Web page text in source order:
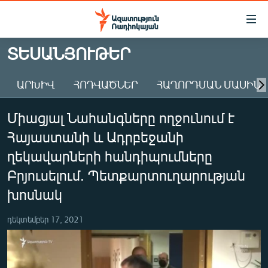
Մատչելիության
Անցնել
հիմնական
Անցնել
հիմնական
մենյուին
Որոնում
ԱԶԱՏՈՒԹՅՈՒՆ TV
ՀԱՅԱՍՏԱՆ
ԸՆՏՐՈՒԹՅՈՒՆՆԵՐ 2026
ԻՐԱՎՈՒՆՔ
ՀԱՍԱՐԱԿՈՒԹՅՈՒՆ
ՏՆՏԵՍՈՒԹՅՈՒՆ
ՊԱՏԵՐԱԶՄԻ 6 ՇԱԲԱԹՆԵՐԸ
ՏԱՐԱԾԱՇՐՋԱՆ
ՏԵՍԱՆՅՈՒԹԵՐ
ԱՐԽԻՎ ՀՈԴՎԱԾՆԵՐ ՀԱՂՈՐԴՄԱՆ ՄԱՍԻՆ
Միացյալ Նահանգները ողջունում է
Հայաստանի և Ադրբեջանի
ղեկավարների հանդիպումները
Բրյուսելում. Պետքարտուղարության
խոսնակ
դեկտեմբեր 17, 2021